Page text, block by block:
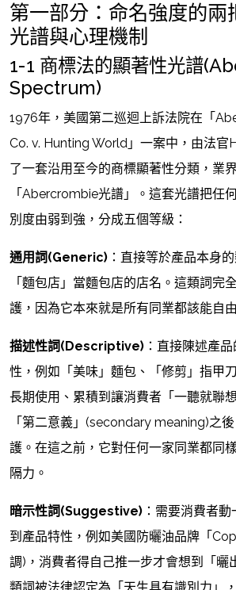
第一部分：命名強度的
光譜與心理機制
1-1 商標法的顯著性光譜
Spectrum)
1976年，美國第二巡迴上訴法院在「
Co. v. Hunting World」一案中，由法官
了一套沿用至今的商標顯著性分類，業
「Abercrombie光譜」。這套光譜把任
別度由弱到強，分成五個等級：
通用詞(Generic) ：直接等於產品本身
「麵包店」當麵包店的店名。這類詞完
護，因為它本來就是所有同業都該能自
描述性詞(Descriptive) ：直接陳述產
性，例如「美味」麵包、「修剪」指甲
長期使用、累積到讓消費者「一聽就聯
「第二意義」(secondary meaning)之
護。在這之前，它對任何一家同業都同
隔力。
暗示性詞(Suggestive) ：需要消費者
到產品特性，例如美國防曬油品牌「
調)，消費者得自己推一步才會想到「曬